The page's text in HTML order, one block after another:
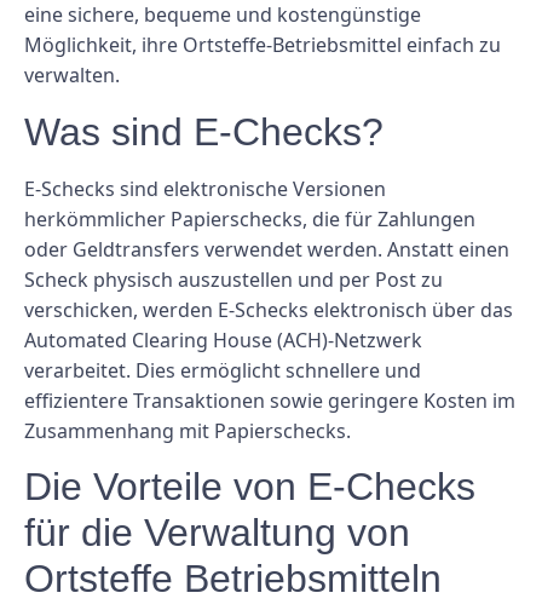
eine sichere, bequeme und kostengünstige
Möglichkeit, ihre Ortsteffe-Betriebsmittel einfach zu
verwalten.
Was sind E-Checks?
E-Schecks sind elektronische Versionen
herkömmlicher Papierschecks, die für Zahlungen
oder Geldtransfers verwendet werden. Anstatt einen
Scheck physisch auszustellen und per Post zu
verschicken, werden E-Schecks elektronisch über das
Automated Clearing House (ACH)-Netzwerk
verarbeitet. Dies ermöglicht schnellere und
effizientere Transaktionen sowie geringere Kosten im
Zusammenhang mit Papierschecks.
Die Vorteile von E-Checks
für die Verwaltung von
Ortsteffe Betriebsmitteln